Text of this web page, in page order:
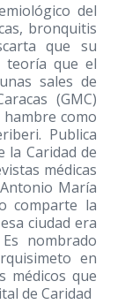
del
bronquitis
que su
teoría que el
sales de
(GMC)
como
Publica
la Caridad de
médicas
María
comparte la
ciudad era
Es nombrado
en
médicos que
de Caridad